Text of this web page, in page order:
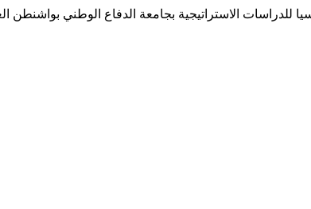
الاستراتيجية بجامعة الدفاع الوطني بواشنطن العاصمة. و ألف الدكتور